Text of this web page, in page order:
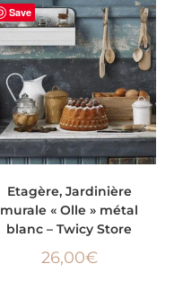
Save
Etagère, Jardinière
murale « Olle » métal
blanc – Twicy Store
26,00€